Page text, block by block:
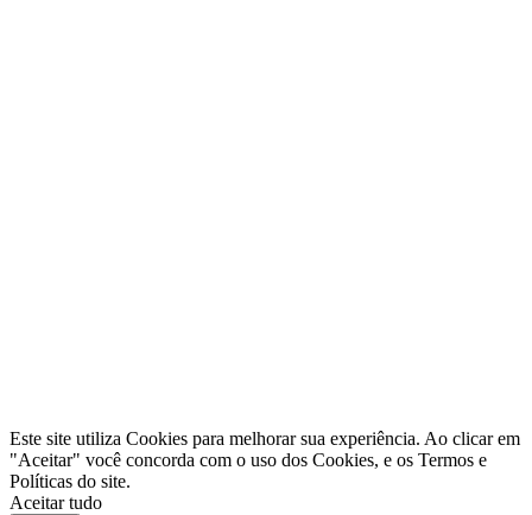
Este site utiliza Cookies para melhorar sua experiência. Ao clicar em
"Aceitar" você concorda com o uso dos Cookies, e os Termos e
Políticas do site.
Aceitar tudo